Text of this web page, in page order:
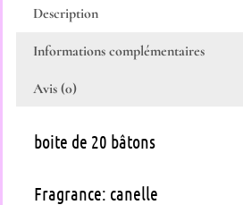
Description
Informations complémentaires
Avis (0)
boite de 20 bâtons
Fragrance: canelle